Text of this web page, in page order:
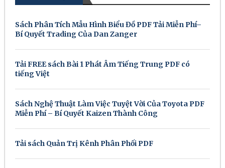
Sách Phân Tích Mẫu Hình Biểu Đồ PDF Tải Miễn Phí–
Bí Quyết Trading Của Dan Zanger
Tải FREE sách Bài 1 Phát Âm Tiếng Trung PDF có
tiếng Việt
Sách Nghệ Thuật Làm Việc Tuyệt Vời Của Toyota PDF
Miễn Phí – Bí Quyết Kaizen Thành Công
Tải sách Quản Trị Kênh Phân Phối PDF